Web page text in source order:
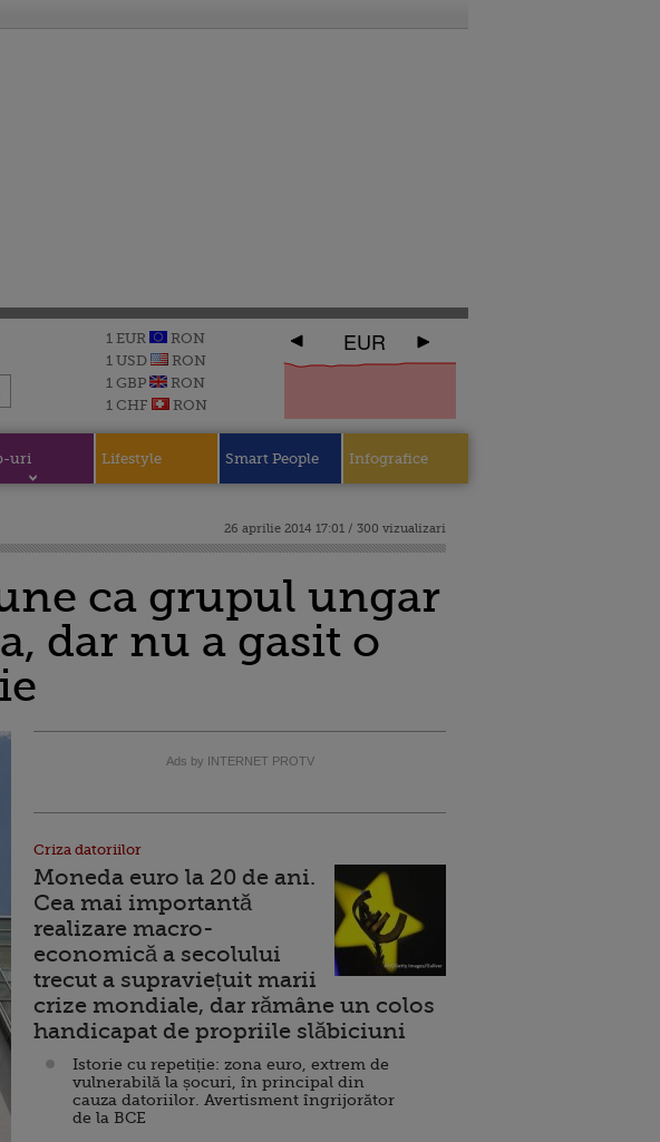
1 EUR
RON
1 USD
RON
1 GBP
RON
1 CHF
RON
EUR
uri Lifestyle Smart People Infografice
26 aprilie 2014 17:01 / 300 vizualizari
ca grupul ungar
dar nu a gasit o
Ads by INTERNET PROTV
Criza datoriilor
Moneda euro la 20 de ani.
Cea mai importantă
realizare macro-
economică a secolului
trecut a supraviețuit marii
crize mondiale, dar rămâne un colos
handicapat de propriile slăbiciuni
Istorie cu repetiție: zona euro, extrem de
vulnerabilă la șocuri, în principal din
cauza datoriilor. Avertisment îngrijorător
de la BCE